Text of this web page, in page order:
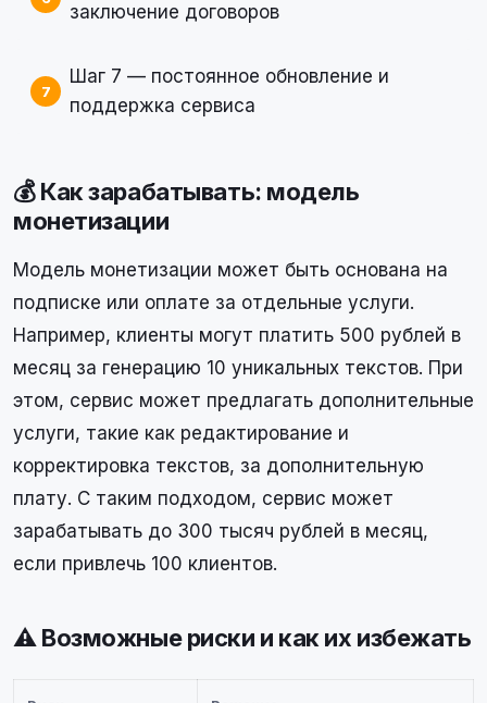
заключение договоров
Шаг 7 — постоянное обновление и
поддержка сервиса
💰 Как зарабатывать: модель
монетизации
Модель монетизации может быть основана на
подписке или оплате за отдельные услуги.
Например, клиенты могут платить 500 рублей в
месяц за генерацию 10 уникальных текстов. При
этом, сервис может предлагать дополнительные
услуги, такие как редактирование и
корректировка текстов, за дополнительную
плату. С таким подходом, сервис может
зарабатывать до 300 тысяч рублей в месяц,
если привлечь 100 клиентов.
⚠️ Возможные риски и как их избежать